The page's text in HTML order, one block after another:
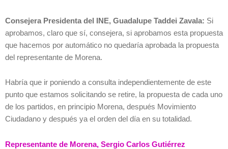
Consejera Presidenta del INE, Guadalupe Taddei Zavala: Si
aprobamos, claro que sí, consejera, si aprobamos esta propuesta
que hacemos por automático no quedaría aprobada la propuesta
del representante de Morena.
Habría que ir poniendo a consulta independientemente de este
punto que estamos solicitando se retire, la propuesta de cada uno
de los partidos, en principio Morena, después Movimiento
Ciudadano y después ya el orden del día en su totalidad.
Representante de Morena, Sergio Carlos Gutiérrez